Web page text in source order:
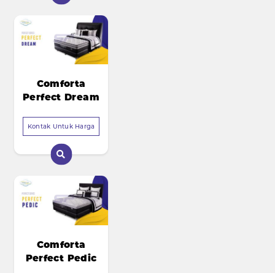
Comforta
Perfect Dream
Kontak Untuk Harga
Comforta
Perfect Pedic